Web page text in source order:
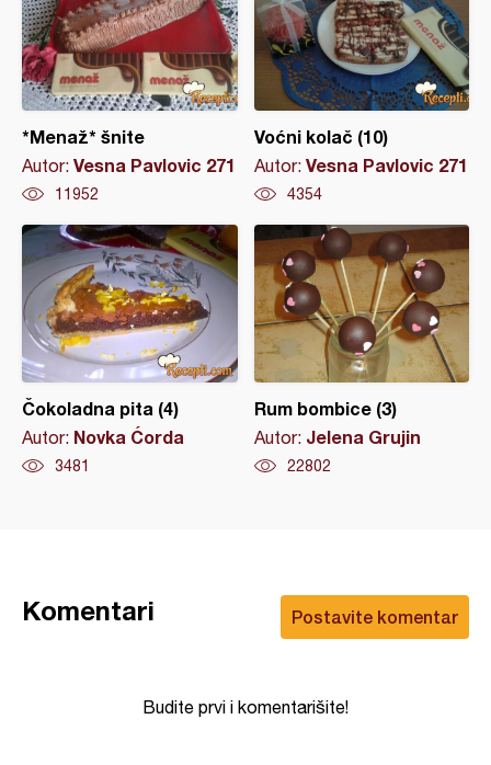
*Menaž* šnite
Autor: Vesna Pavlovic 271
11952
Voćni kolač (10)
Autor: Vesna Pavlovic 271
4354
Čokoladna pita (4)
Autor: Novka Ćorda
3481
Rum bombice (3)
Autor: Jelena Grujin
22802
Postavite komentar
Komentari
Budite prvi i komentarišite!